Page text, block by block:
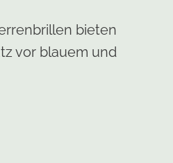
bieten
vor blauem und